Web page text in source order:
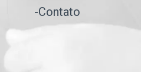
-Contato